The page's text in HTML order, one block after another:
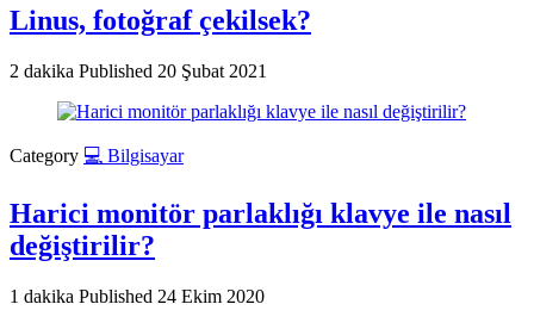
Linus, fotoğraf çekilsek?
2 dakika Published 20 Şubat 2021
Category 💻 Bilgisayar
Harici monitör parlaklığı klavye ile nasıl
değiştirilir?
1 dakika Published 24 Ekim 2020